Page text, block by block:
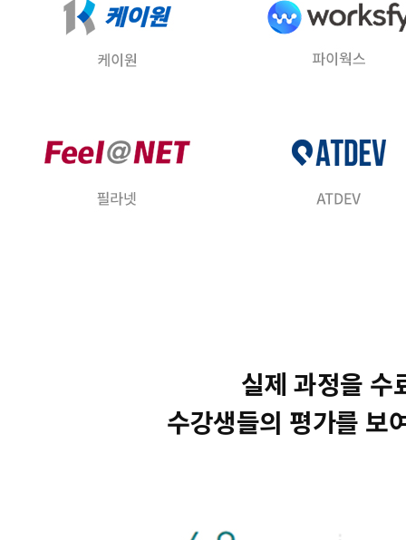
실제 과정을 수
수강생들의 평가를 보